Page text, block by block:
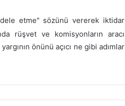
etme" sözünü vererek iktidar
rüşvet ve komisyonların aracı
önünü açıcı ne gibi adımlar